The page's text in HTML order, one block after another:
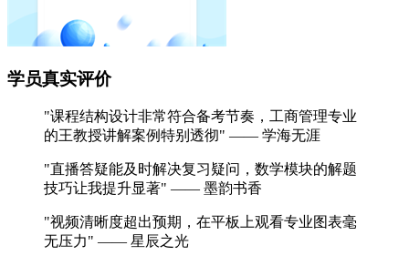
学员真实评价
"课程结构设计非常符合备考节奏，工商管理专业
的王教授讲解案例特别透彻" —— 学海无涯
"直播答疑能及时解决复习疑问，数学模块的解题
技巧让我提升显著" —— 墨韵书香
"视频清晰度超出预期，在平板上观看专业图表毫
无压力" —— 星辰之光